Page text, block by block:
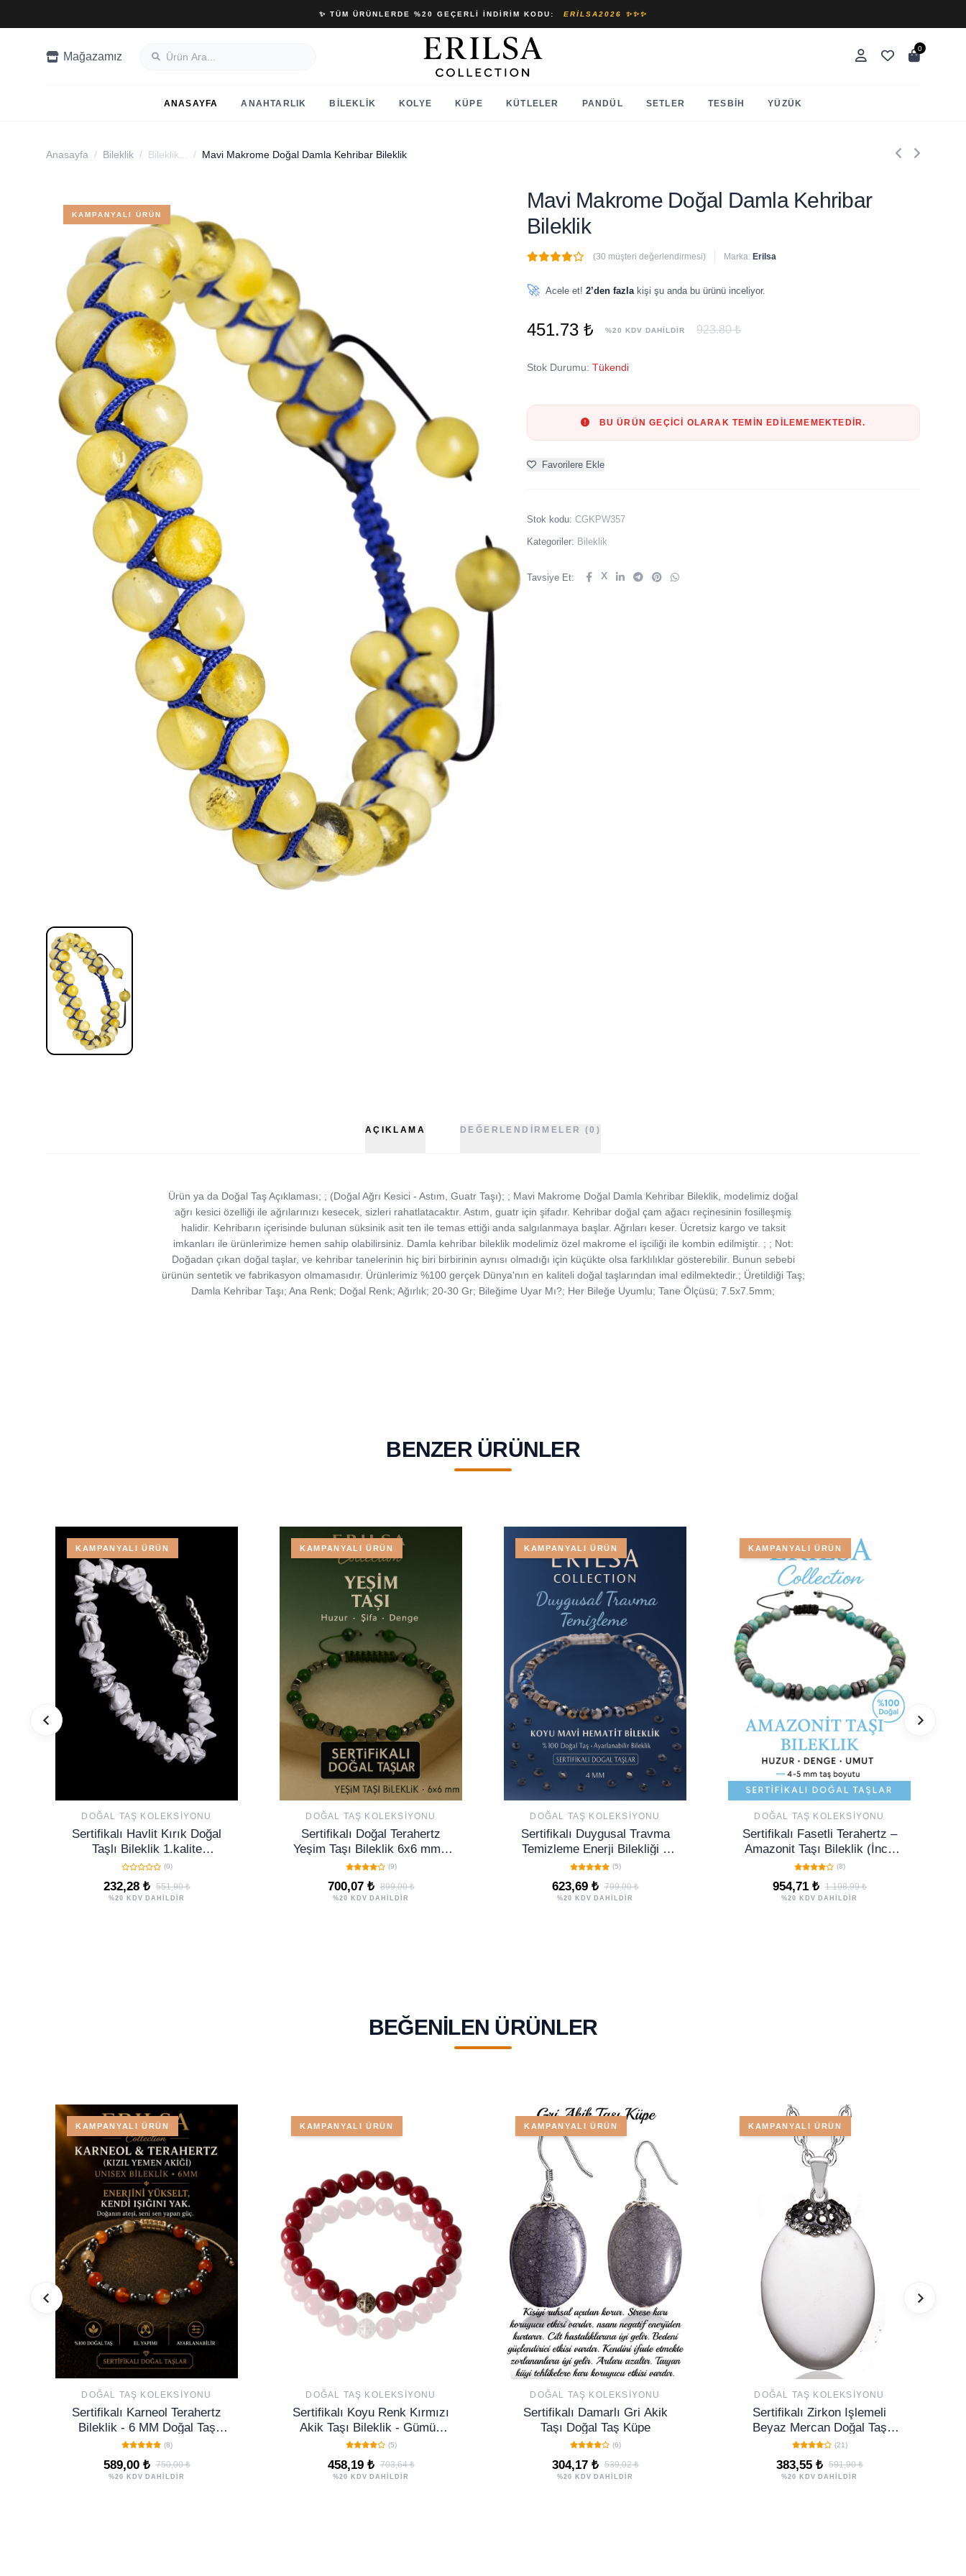
✨ TÜM ÜRÜNLERDE %20 GEÇERLI İNDIRIM KODU: ERILSA2026 ✨✨✨
Mağazamız
0
ANASAYFA ANAHTARLIK BILEKLIK KOLYE KÜPE KÜTLELER PANDÜL SETLER TESBIH YÜZÜK
Anasayfa / Bileklik / Bileklik... / Mavi Makrome Doğal Damla Kehribar Bileklik
KAMPANYALI ÜRÜN
Mavi Makrome Doğal Damla Kehribar
Bileklik
(30 müşteri değerlendirmesi) Marka: Erilsa
🚀 Acele et! 2’den fazlakişi şu anda bu ürünü inceliyor.
451.73 ₺ %20 KDV DAHİLDİR 923.80 ₺
Stok Durumu: Tükendi
BU ÜRÜN GEÇICI OLARAK TEMIN EDILEMEMEKTEDIR.
Favorilere Ekle
Stok kodu: CGKPW357
Kategoriler: Bileklik
Tavsiye Et: X
AÇIKLAMA DEĞERLENDIRMELER (0)
Ürün ya da Doğal Taş Açıklaması; ; (Doğal Ağrı Kesici - Astım, Guatr Taşı); ; Mavi Makrome Doğal Damla Kehribar Bileklik, modelimiz doğal
ağrı kesici özelliği ile ağrılarınızı kesecek, sizleri rahatlatacaktır. Astım, guatr için şifadır. Kehribar doğal çam ağacı reçinesinin fosilleşmiş
halidir. Kehribarın içerisinde bulunan süksinik asit ten ile temas ettiği anda salgılanmaya başlar. Ağrıları keser. Ücretsiz kargo ve taksit
imkanları ile ürünlerimize hemen sahip olabilirsiniz. Damla kehribar bileklik modelimiz özel makrome el işciliği ile kombin edilmiştir. ; ; Not:
Doğadan çıkan doğal taşlar, ve kehribar tanelerinin hiç biri birbirinin aynısı olmadığı için küçükte olsa farklılıklar gösterebilir. Bunun sebebi
ürünün sentetik ve fabrikasyon olmamasıdır. Ürünlerimiz %100 gerçek Dünya'nın en kaliteli doğal taşlarından imal edilmektedir.; Üretildiği Taş;
Damla Kehribar Taşı; Ana Renk; Doğal Renk; Ağırlık; 20-30 Gr; Bileğime Uyar Mı?; Her Bileğe Uyumlu; Tane Ölçüsü; 7.5x7.5mm;
BENZER ÜRÜNLER
KAMPANYALI ÜRÜN
DOĞAL TAŞ KOLEKSIYONU
Sertifikalı Havlit Kırık Doğal
Taşlı Bileklik 1.kalite
(KANADA)
(0)
232,28 ₺ 551,90 ₺
%20 KDV DAHİLDİR
KAMPANYALI ÜRÜN
DOĞAL TAŞ KOLEKSIYONU
Sertifikalı Doğal Terahertz
Yeşim Taşı Bileklik 6x6 mm -
Huzur ve Denge Taşı
(9)
700,07 ₺ 899,00 ₺
%20 KDV DAHİLDİR
KAMPANYALI ÜRÜN
DOĞAL TAŞ KOLEKSIYONU
Sertifikalı Duygusal Travma
Temizleme Enerji Bilekliği –
Koyu Mavi Hematit - Terahertz
Doğal Taş
(5)
623,69 ₺ 799,00 ₺
%20 KDV DAHİLDİR
KAMPANYALI ÜRÜN
DOĞAL TAŞ KOLEKSIYONU
Sertifikalı Fasetli Terahertz –
Amazonit Taşı Bileklik (İnce
Model) – Denge, İfade ve İçsel
Huzur Taşı
(8)
954,71 ₺ 1.198,99 ₺
%20 KDV DAHİLDİR
BEĞENILEN ÜRÜNLER
KAMPANYALI ÜRÜN
DOĞAL TAŞ KOLEKSIYONU
Sertifikalı Karneol Terahertz
Bileklik - 6 MM Doğal Taş
Unisex Ayarlanabilir - Canlı
Tasarım
(8)
589,00 ₺ 750,00 ₺
%20 KDV DAHİLDİR
KAMPANYALI ÜRÜN
DOĞAL TAŞ KOLEKSIYONU
Sertifikalı Koyu Renk Kırmızı
Akik Taşı Bileklik - Gümüş
Aparatlı(5)
458,19 ₺ 703,64 ₺
%20 KDV DAHİLDİR
KAMPANYALI ÜRÜN
DOĞAL TAŞ KOLEKSIYONU
Sertifikalı Damarlı Gri Akik
Taşı Doğal Taş Küpe
(6)
304,17 ₺ 539,02 ₺
%20 KDV DAHİLDİR
KAMPANYALI ÜRÜN
DOĞAL TAŞ KOLEKSIYONU
Sertifikalı Zirkon Işlemeli
Beyaz Mercan Doğal Taş
Kolye (21)
383,55 ₺ 591,90 ₺
%20 KDV DAHİLDİR